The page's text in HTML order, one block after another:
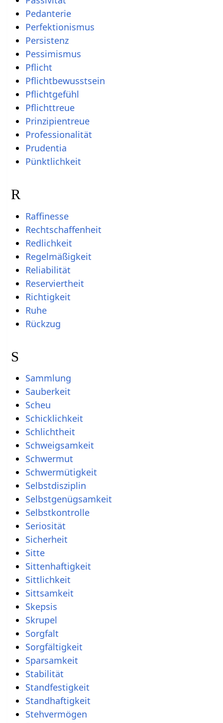
Pedanterie
Perfektionismus
Persistenz
Pessimismus
Pflicht
Pflichtbewusstsein
Pflichtgefühl
Pflichttreue
Prinzipientreue
Professionalität
Prudentia
Pünktlichkeit
R
Raffinesse
Rechtschaffenheit
Redlichkeit
Regelmäßigkeit
Reliabilität
Reserviertheit
Richtigkeit
Ruhe
Rückzug
S
Sammlung
Sauberkeit
Scheu
Schicklichkeit
Schlichtheit
Schweigsamkeit
Schwermut
Schwermütigkeit
Selbstdisziplin
Selbstgenügsamkeit
Selbstkontrolle
Seriosität
Sicherheit
Sitte
Sittenhaftigkeit
Sittlichkeit
Sittsamkeit
Skepsis
Skrupel
Sorgfalt
Sorgfältigkeit
Sparsamkeit
Stabilität
Standfestigkeit
Standhaftigkeit
Stehvermögen